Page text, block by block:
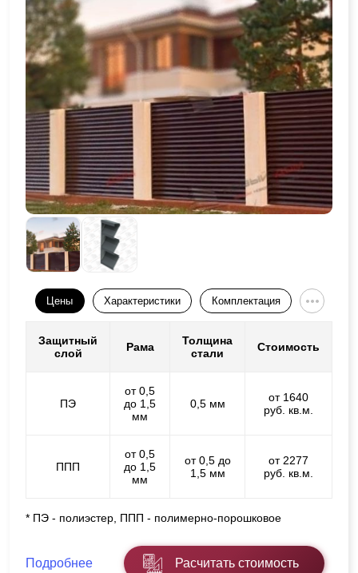
Цены Характеристики Комплектация
Защитный
слой
Рама
Толщина
стали
Стоимость
ПЭ
от 0,5
до 1,5
мм
0,5 мм
от 1640
руб. кв.м.
ППП
от 0,5
до 1,5
мм
от 0,5 до
1,5 мм
от 2277
руб. кв.м.
* ПЭ - полиэстер, ППП - полимерно-порошковое
Подробнее Расчитать стоимость